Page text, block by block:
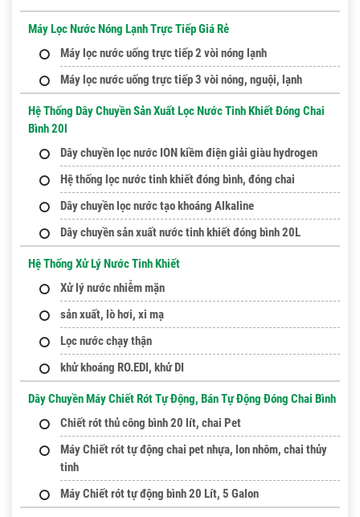
Máy Lọc Nước Nóng Lạnh Trực Tiếp Giá Rẻ
Máy lọc nước uống trực tiếp 2 vòi nóng lạnh
Máy lọc nước uống trực tiếp 3 vòi nóng, nguội, lạnh
Hệ Thống Dây Chuyền Sản Xuất Lọc Nước Tinh Khiết Đóng Chai
Bình 20l
Dây chuyền lọc nước ION kiềm điện giải giàu hydrogen
Hệ thống lọc nước tinh khiết đóng bình, đóng chai
Dây chuyền lọc nước tạo khoáng Alkaline
Dây chuyền sản xuất nước tinh khiết đóng bình 20L
Hệ Thống Xử Lý Nước Tinh Khiết
Xử lý nước nhiễm mặn
sản xuất, lò hơi, xi mạ
Lọc nước chạy thận
khử khoáng RO.EDI, khử DI
Dây Chuyền Máy Chiết Rót Tự Động, Bán Tự Động Đóng Chai Bình
Chiết rót thủ công bình 20 lít, chai Pet
Máy Chiết rót tự động chai pet nhựa, lon nhôm, chai thủy
tinh
Máy Chiết rót tự động bình 20 Lít, 5 Galon